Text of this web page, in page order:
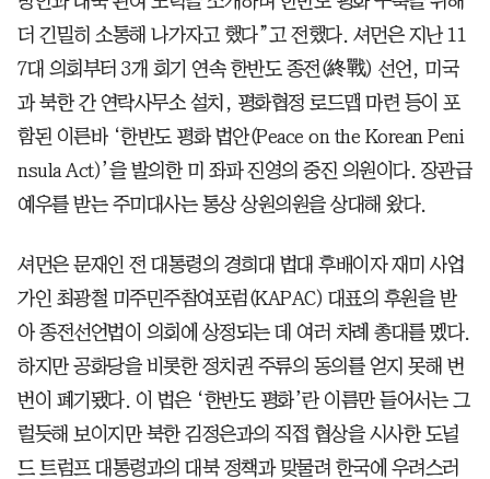
더 긴밀히 소통해 나가자고 했다”고 전했다. 셔먼은 지난 11
7대 의회부터 3개 회기 연속 한반도 종전(終戰) 선언, 미국
과 북한 간 연락사무소 설치, 평화협정 로드맵 마련 등이 포
함된 이른바 ‘한반도 평화 법안(Peace on the Korean Peni
nsula Act)’을 발의한 미 좌파 진영의 중진 의원이다. 장관급
예우를 받는 주미대사는 통상 상원의원을 상대해 왔다.
셔먼은 문재인 전 대통령의 경희대 법대 후배이자 재미 사업
가인 최광철 미주민주참여포럼(KAPAC) 대표의 후원을 받
아 종전선언법이 의회에 상정되는 데 여러 차례 총대를 멨다.
하지만 공화당을 비롯한 정치권 주류의 동의를 얻지 못해 번
번이 폐기됐다. 이 법은 ‘한반도 평화’란 이름만 들어서는 그
럴듯해 보이지만 북한 김정은과의 직접 협상을 시사한 도널
드 트럼프 대통령과의 대북 정책과 맞물려 한국에 우려스러